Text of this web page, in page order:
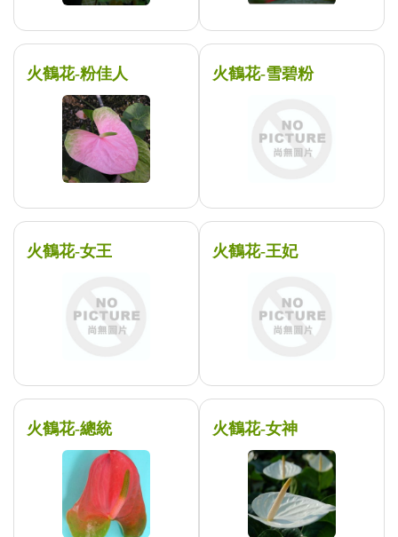
火鶴花-粉佳人 火鶴花-雪碧粉
火鶴花-女王 火鶴花-王妃
火鶴花-總統 火鶴花-女神